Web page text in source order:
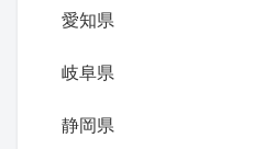
愛知県
岐阜県
静岡県